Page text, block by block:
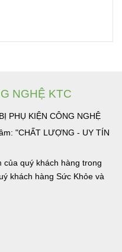
NGHỆ KTC
PHỤ KIỆN CÔNG NGHỆ
"CHẤT LƯỢNG - UY TÍN
quý khách hàng trong
khách hàng Sức Khỏe và